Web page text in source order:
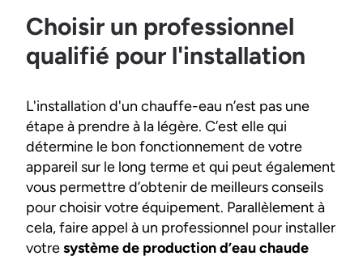
Choisir un professionnel
qualifié pour l'installation
L'installation d'un chauffe-eau n’est pas une
étape à prendre à la légère. C’est elle qui
détermine le bon fonctionnement de votre
appareil sur le long terme et qui peut également
vous permettre d’obtenir de meilleurs conseils
pour choisir votre équipement. Parallèlement à
cela, faire appel à un professionnel pour installer
votresystème de production d’eau chaude